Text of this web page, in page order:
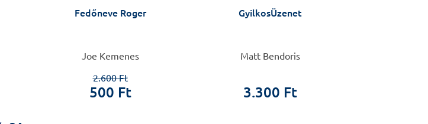
Fedőneve Roger
Joe Kemenes
2.600 Ft
500 Ft
GyilkosÜzenet
Matt Bendoris
3.300 Ft